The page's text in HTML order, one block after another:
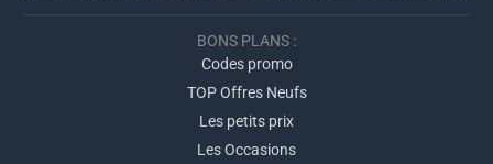
BONS PLANS :
Codes promo
TOP Offres Neufs
Les petits prix
Les Occasions